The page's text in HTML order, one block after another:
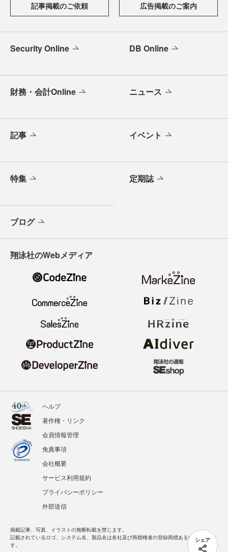
シェア
記事掲載のご依頼 広告掲載のご案内
Security Online DB Online
財務・会計Online ニュース
記事 イベント
特集 定期誌
ブログ
翔泳社のWebメディア
ヘルプ
著作権・リンク
会員情報管理
免責事項
会社概要
サービス利用規約
プライバシーポリシー
外部送信
掲載記事、写真、イラストの無断転載を禁じます。
記載されているロゴ、システム名、製品名は各社及び商標権者の登録商標あるいは商標で
す。